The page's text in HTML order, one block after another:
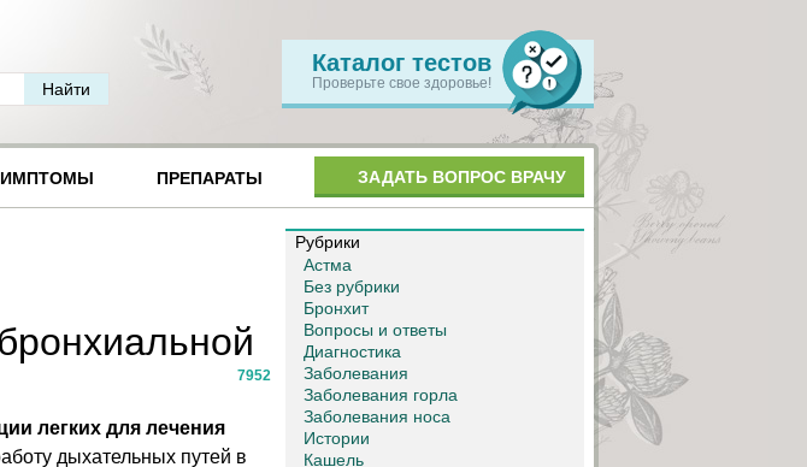
Каталог тестов
Проверьте свое здоровье!
ПРЕПАРАТЫ ЗАДАТЬ ВОПРОС ВРАЧУ
7952
легких для лечения
дыхательных путей в
Рубрики
Астма
Без рубрики
Бронхит
Вопросы и ответы
Диагностика
Заболевания
Заболевания горла
Заболевания носа
Истории
Кашель